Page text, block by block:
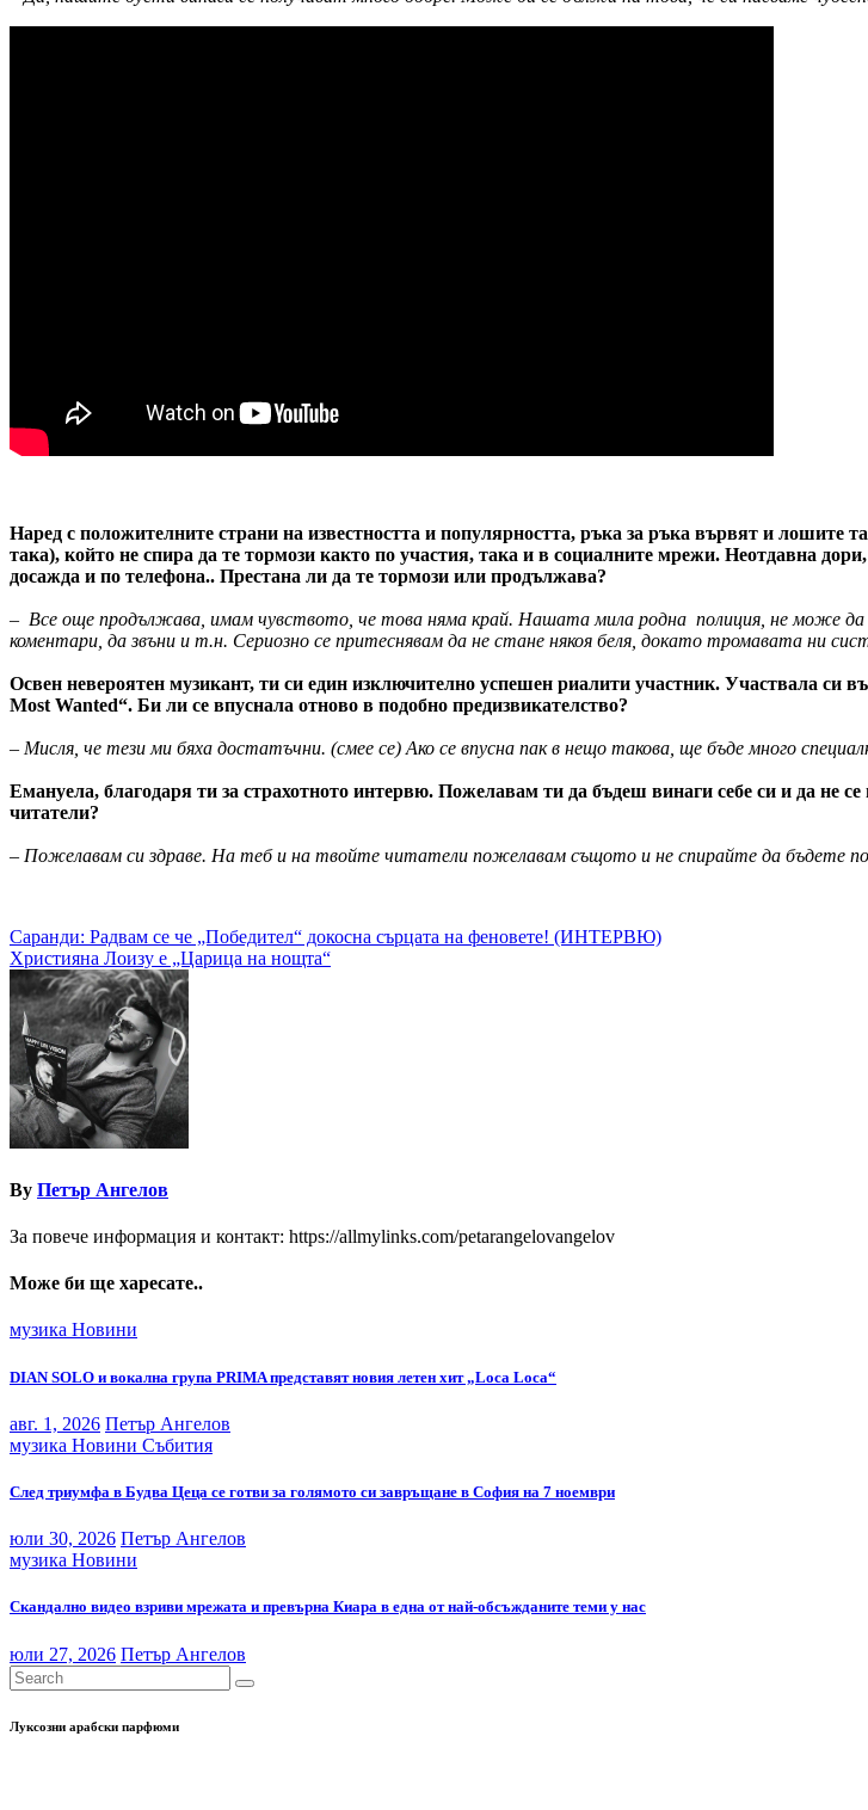
Наред с положителните страни на известността и популярността, ръка за ръка вървят и лошите
така), който не спира да те тормози както по участия, така и в социалните мрежи. Неотдавна
досажда и по телефона.. Престана ли да те тормози или продължава?
– Все още продължава, имам чувството, че това няма край. Нашата мила родна полиция, не може
коментари, да звъни и т.н. Сериозно се притеснявам да не стане някоя беля, докато тромавата ни
Освен невероятен музикант, ти си един изключително успешен риалити участник. Участвала
Most Wanted“. Би ли се впуснала отново в подобно предизвикателство?
– Мисля, че тези ми бяха достатъчни. (смее се) Ако се впусна пак в нещо такова, ще бъде много
Емануела, благодаря ти за страхотното интервю. Пожелавам ти да бъдеш винаги себе си и да
читатели?
– Пожелавам си здраве. На теб и на твойте читатели пожелавам същото и не спирайте да бъдете
Навигация
Саранди: Радвам се че „Победител“ докосна сърцата на феновете! (ИНТЕРВЮ)
Християна Лоизу е „Царица на нощта“
By Петър Ангелов
За повече информация и контакт: https://allmylinks.com/petarangelovangelov
Може би ще харесате..
музика Новини
DIAN SOLO и вокална група PRIMA представят новия летен хит „Loca Loca“
авг. 1, 2026 Петър Ангелов
музика Новини Събития
След триумфа в Будва Цеца се готви за голямото си завръщане в София на 7 ноември
юли 30, 2026 Петър Ангелов
музика Новини
Скандално видео взриви мрежата и превърна Киара в една от най-обсъжданите теми у нас
юли 27, 2026 Петър Ангелов
Луксозни арабски парфюми